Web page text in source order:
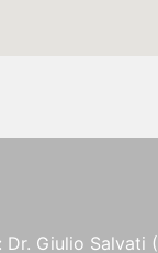
Dr. Giulio Salvati